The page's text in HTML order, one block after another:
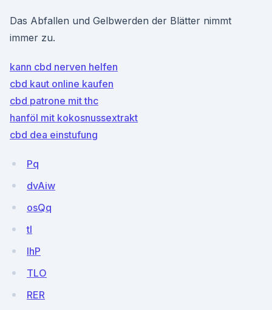
Das Abfallen und Gelbwerden der Blätter nimmt
immer zu.
kann cbd nerven helfen
cbd kaut online kaufen
cbd patrone mit thc
hanföl mit kokosnussextrakt
cbd dea einstufung
Pq
dvAiw
osQq
tl
IhP
TLO
RER